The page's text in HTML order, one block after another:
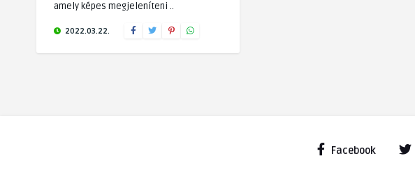
amely képes megjeleníteni ..
2022.03.22.
Facebook